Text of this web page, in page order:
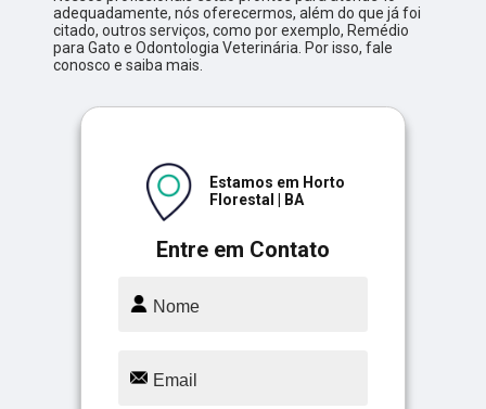
adequadamente, nós oferecermos, além do que já foi
citado, outros serviços, como por exemplo, Remédio
para Gato e Odontologia Veterinária. Por isso, fale
conosco e saiba mais.
Entre em Contato
Estamos em Horto
Florestal | BA